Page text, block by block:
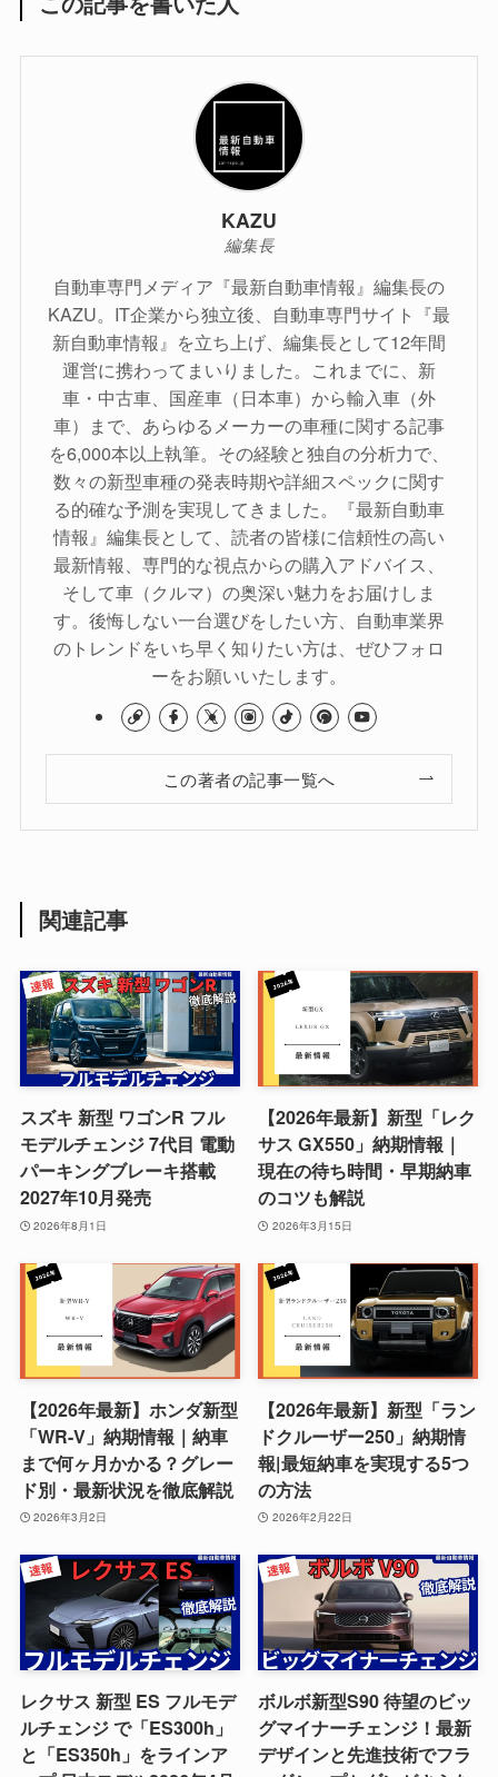
KAZU
編集長
自動車専門メディア『最新自動車情報』編集長の
KAZU。IT企業から独立後、自動車専門サイト『最
新自動車情報』を立ち上げ、編集長として12年間
運営に携わってまいりました。これまでに、新
車・中古車、国産車（日本車）から輸入車（外
車）まで、あらゆるメーカーの車種に関する記事
を6,000本以上執筆。その経験と独自の分析力で、
数々の新型車種の発表時期や詳細スペックに関す
る的確な予測を実現してきました。『最新自動車
情報』編集長として、読者の皆様に信頼性の高い
最新情報、専門的な視点からの購入アドバイス、
そして車（クルマ）の奥深い魅力をお届けしま
す。後悔しない一台選びをしたい方、自動車業界
のトレンドをいち早く知りたい方は、ぜひフォロ
ーをお願いいたします。
この著者の記事一覧へ
関連記事
スズキ 新型 ワゴンR フル
モデルチェンジ 7代目 電動
パーキングブレーキ搭載
2027年10月発売
2026年8月1日
【2026年最新】新型「レク
サス GX550」納期情報｜
現在の待ち時間・早期納車
のコツも解説
2026年3月15日
【2026年最新】ホンダ新型
「WR-V」納期情報｜納車
まで何ヶ月かかる？グレー
ド別・最新状況を徹底解説
2026年3月2日
【2026年最新】新型「ラン
ドクルーザー250」納期情
報|最短納車を実現する5つ
の方法
2026年2月22日
レクサス 新型 ES フルモデ
ルチェンジ で「ES300h」
と「ES350h」をラインア
ボルボ新型S90 待望のビッ
グマイナーチェンジ！最新
デザインと先進技術でフラ